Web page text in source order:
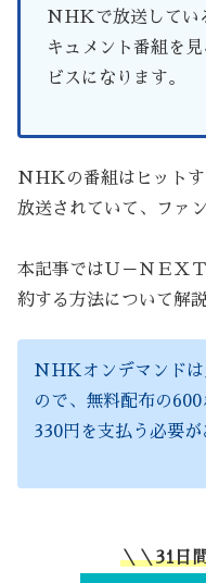
NHKで放送してい
キュメント番組を
ビスになります。
NHKの番組はヒット
放送されていて、ファ
本記事ではＵ－ＮＥＸ
約する方法について解
NHKオンデマンドは
ので、無料配布の
330円を支払う必要が
＼＼31日